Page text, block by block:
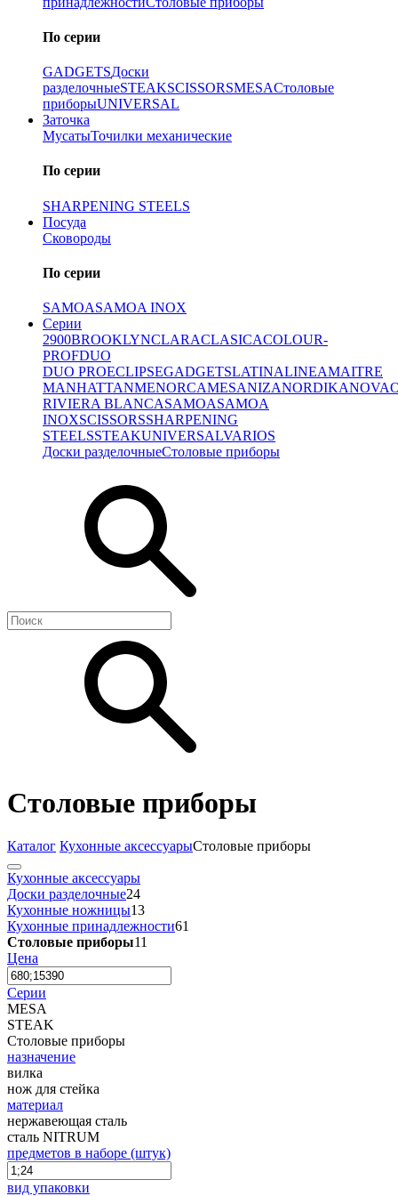
По серии
GADGETSДоски
разделочныеSTEAKSCISSORSMESAСтоловые
приборыUNIVERSAL
Заточка
МусатыТочилки механические
По серии
SHARPENING STEELS
Посуда
Сковороды
По серии
SAMOASAMOA INOX
Серии
2900BROOKLYNCLARACLASICACOLOUR-
PROFDUO
DUO PROECLIPSEGADGETSLATINALINEAMAITRE
MANHATTANMENORCAMESANIZANORDIKANOVA
RIVIERA BLANCASAMOASAMOA
INOXSCISSORSSHARPENING
STEELSSTEAKUNIVERSALVARIOS
Доски разделочныеСтоловые приборы
Столовые приборы
Каталог Кухонные аксессуарыСтоловые приборы
Кухонные аксессуары
Доски разделочные24
Кухонные ножницы13
Кухонные принадлежности61
Столовые приборы11
Цена
Серии
MESA
STEAK
Столовые приборы
назначение
вилка
нож для стейка
материал
нержавеющая сталь
сталь NITRUM
предметов в наборе (штук)
вид упаковки